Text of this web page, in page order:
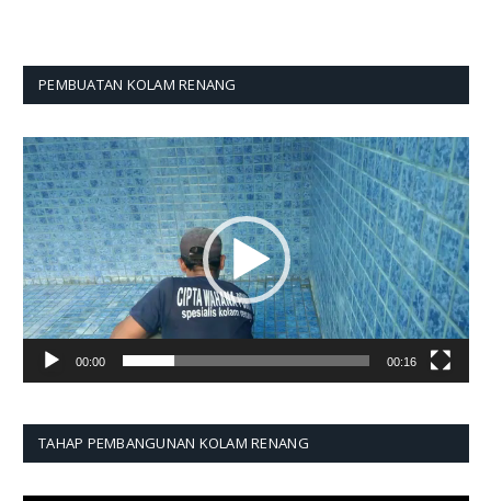
PEMBUATAN KOLAM RENANG
Pemutar
Video
00:00 00:16
TAHAP PEMBANGUNAN KOLAM RENANG